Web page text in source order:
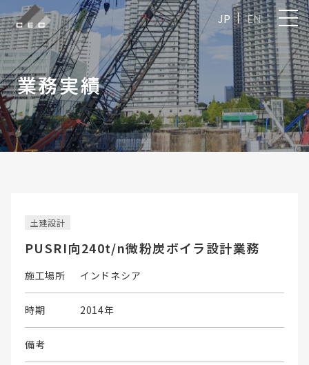
EN
JP
業務実績
土建設計
PUSRI向240t/n微粉炭ボイラ設計業務
施工場所 インドネシア
時期 2014年
備考